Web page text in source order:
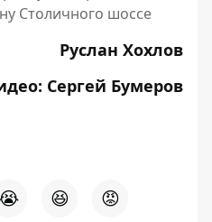
Столичного шоссе
Руслан Хохлов
Сергей Бумеров
😭 😆 😡